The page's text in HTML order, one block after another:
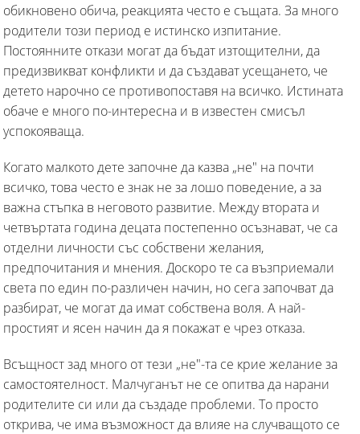
обикновено обича, реакцията често е същата. За много
родители този период е истинско изпитание.
Постоянните откази могат да бъдат изтощителни, да
предизвикват конфликти и да създават усещането, че
детето нарочно се противопоставя на всичко. Истината
обаче е много по-интересна и в известен смисъл
успокояваща.
Когато малкото дете започне да казва „не" на почти
всичко, това често е знак не за лошо поведение, а за
важна стъпка в неговото развитие. Между втората и
четвъртата година децата постепенно осъзнават, че са
отделни личности със собствени желания,
предпочитания и мнения. Доскоро те са възприемали
света по един по-различен начин, но сега започват да
разбират, че могат да имат собствена воля. А най-
простият и ясен начин да я покажат е чрез отказа.
Всъщност зад много от тези „не"-та се крие желание за
самостоятелност. Малчуганът не се опитва да нарани
родителите си или да създаде проблеми. То просто
открива, че има възможност да влияе на случващото се